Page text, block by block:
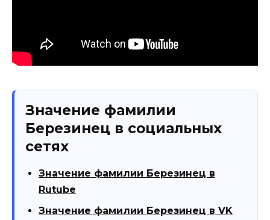
Значение фамилии
Березинец в социальных
сетях
Значение фамилии Березинец в
Rutube
Значение фамилии Березинец в VK